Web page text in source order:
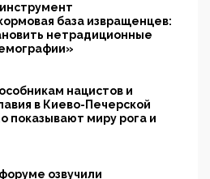
база извращенцев:
нетрадиционные
нацистов и
в Киево-Печерской
показывают миру рога и
озвучили